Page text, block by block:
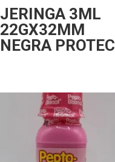
JERINGA 3ML
22GX32MM
NEGRA PROTEC